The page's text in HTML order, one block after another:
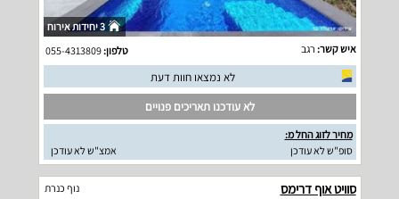
3 יחידות אירוח
איש קשר: רגב טלפון:055-4313809
לא נמצאו חוות דעת
לא עודכנו תאריכים פנויים
מחיר לזוג החל מ:
סופ"ש לא עודכן
אמצ"ש לא עודכן
סוויט אוף דרימס נוף כנרת